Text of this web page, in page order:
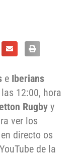
e Iberians
12:00, hora
Rugby y
ver los
directo os
de la